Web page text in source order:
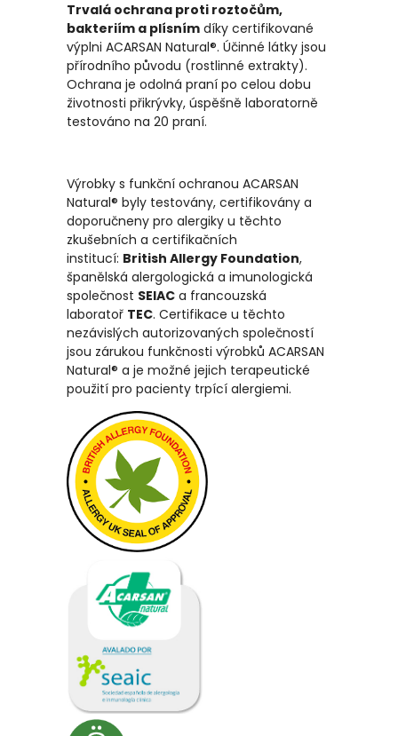
Trvalá ochrana proti roztočům,
bakteriím a plísním díky certifikované
výplni ACARSAN Natural®. Účinné látky jsou
přírodního původu (rostlinné extrakty).
Ochrana je odolná praní po celou dobu
životnosti přikrývky, úspěšně laboratorně
testováno na 20 praní.
Výrobky s funkční ochranou ACARSAN
Natural® byly testovány, certifikovány a
doporučneny pro alergiky u těchto
zkušebních a certifikačních
institucí: British Allergy Foundation,
španělská alergologická a imunologická
společnost SEIAC a francouzská
laboratoř TEC. Certifikace u těchto
nezávislých autorizovaných společností
jsou zárukou funkčnosti výrobků ACARSAN
Natural® a je možné jejich terapeutické
použití pro pacienty trpící alergiemi.